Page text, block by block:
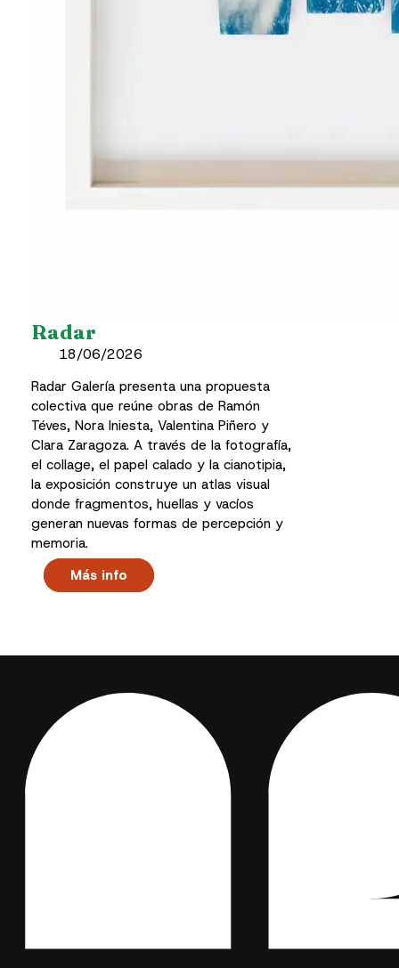
Radar
18/06/2026
Radar Galería presenta una propuesta
colectiva que reúne obras de Ramón
Téves, Nora Iniesta, Valentina Piñero y
Clara Zaragoza. A través de la fotografía,
el collage, el papel calado y la cianotipia,
la exposición construye un atlas visual
donde fragmentos, huellas y vacíos
generan nuevas formas de percepción y
memoria.
Más info